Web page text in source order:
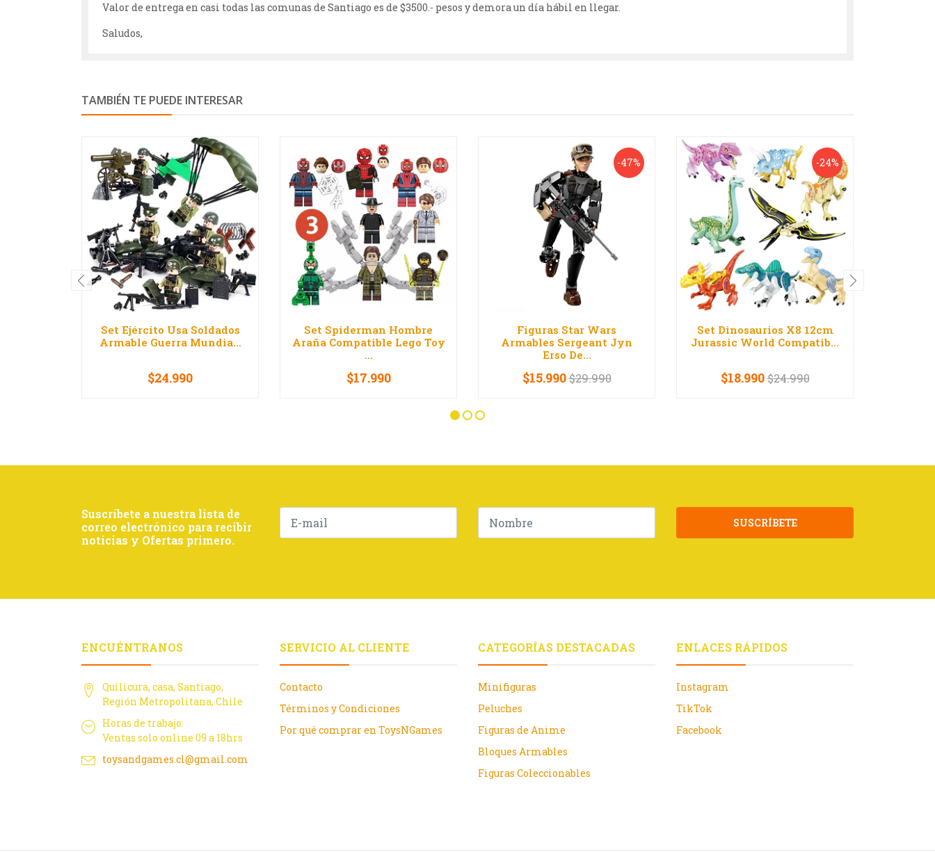
Valor de entrega en casi todas las comunas de Santiago es de $3500.- pesos y demora un día hábil en llegar.
Saludos,
TAMBIÉN TE PUEDE INTERESAR
Set Ejército Usa Soldados
Armable Guerra Mundia...
+
$24.990
Set Spiderman Hombre
Araña Compatible Lego Toy
...
+
$17.990
-47%
Figuras Star Wars
Armables Sergeant Jyn
Erso De...
+
$15.990$29.990
-24%
Set Dinosaurios X8 12cm
Jurassic World Compatib...
+
$18.990$24.990
Suscríbete a nuestra lista de
correo electrónico para recibir
noticias y Ofertas primero.
SUSCRÍBETE
ENCUÉNTRANOS
Quilicura, casa, Santiago,
Región Metropolitana, Chile
Horas de trabajo:
Ventas solo online 09 a 18hrs
toysandgames.cl@gmail.com
SERVICIO AL CLIENTE
Contacto
Términos y Condiciones
Por qué comprar en ToysNGames
CATEGORÍAS DESTACADAS
Minifiguras
Peluches
Figuras de Anime
Bloques Armables
Figuras Coleccionables
ENLACES RÁPIDOS
Instagram
TikTok
Facebook